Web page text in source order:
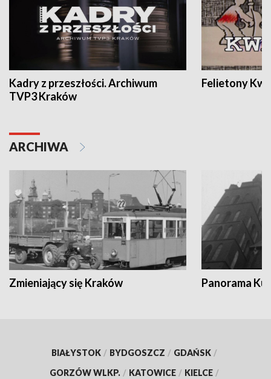
Kadry z przeszłości. Archiwum
TVP3 Kraków
Felietony
ARCHIWA
Zmieniający się Kraków Panorama
BIAŁYSTOK / BYDGOSZCZ / GDAŃSK /
GORZÓW WLKP. / KATOWICE / KIELCE /